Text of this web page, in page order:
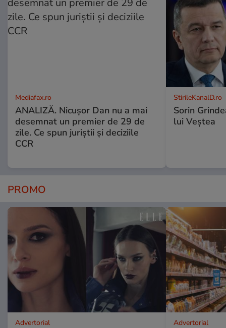
Mediafax.ro
ANALIZĂ. Nicușor Dan nu a mai
desemnat un premier de 29 de
zile. Ce spun juriștii și deciziile
CCR
StirileKanalD.ro
Sorin
lui Veștea
PROMO
Advertorial Advertorial